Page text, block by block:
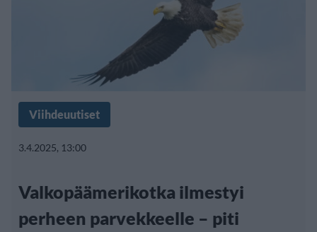
Viihdeuutiset
3.4.2025, 13:00
Valkopäämerikotka ilmestyi
perheen parvekkeelle – piti